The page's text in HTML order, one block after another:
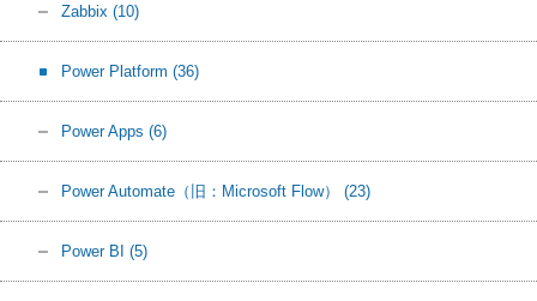
Zabbix (10)
Power Platform (36)
Power Apps (6)
Power Automate（旧：Microsoft Flow） (23)
Power BI (5)